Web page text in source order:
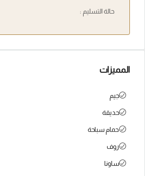
حالة التسليم :
المميزات
جيم
حديقة
حمام سباحة
روف
ساونا